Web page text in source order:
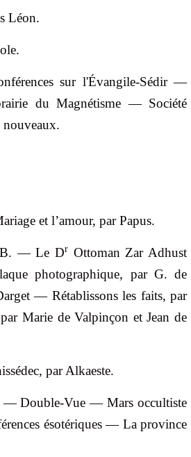
Léon.
.
sur l'Évangile-Sédir—
du Magnétisme — Société
et l’amour, par Papus.
— Le DrOttoman Zar Adhust
photographique, par G. de
— Rétablissons les faits, par
Marie deValpinçon et Jean de
, parAlkaeste.
Double-Vue — Mars occultiste
ésotériques — La province